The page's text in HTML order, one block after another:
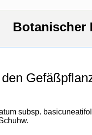
Botanischer
subsp.